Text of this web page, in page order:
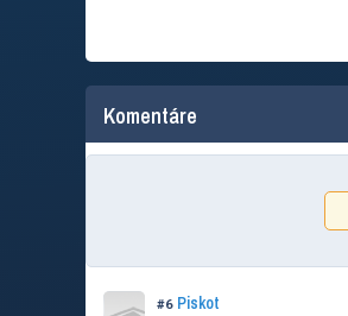
Komentáre
#6 Piskot